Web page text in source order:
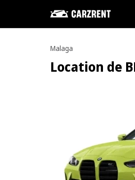
Malaga
Location de